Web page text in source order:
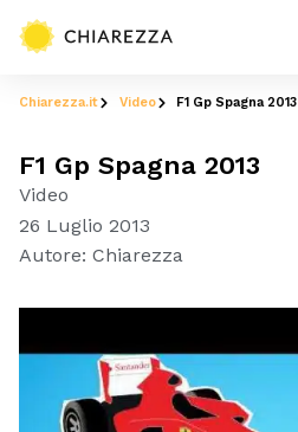
Chiarezza.it Video F1 Gp Spagna 2013
F1 Gp Spagna 2013
Video
26 Luglio 2013
Autore: Chiarezza